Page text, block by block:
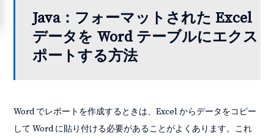
Java：フォーマットされた Excel
データを Word テーブルにエクス
ポートする方法
Word でレポートを作成するときは、Excel からデータをコピー
して Word に貼り付ける必要があることがよくあります。これ